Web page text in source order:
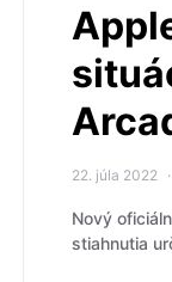
22. júla 2022
Nový
stiahnutia